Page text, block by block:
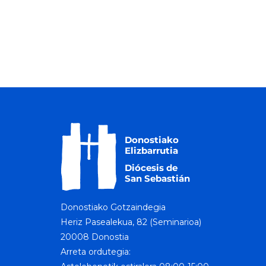
Donostiako Gotzaindegia
Heriz Pasealekua, 82 (Seminarioa)
20008 Donostia
Arreta ordutegia: